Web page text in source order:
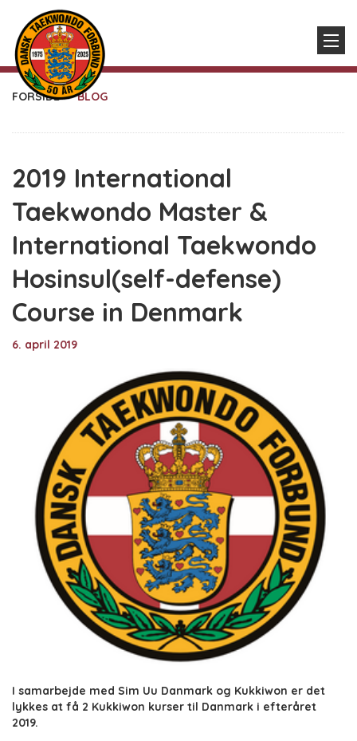
FORSIDE BLOG
2019 International
Taekwondo Master &
International Taekwondo
Hosinsul(self-defense)
Course in Denmark
6. april 2019
I samarbejde med Sim Uu Danmark og Kukkiwon er det
lykkes at få 2 Kukkiwon kurser til Danmark i efteråret
2019.